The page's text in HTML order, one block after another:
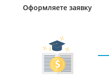
Оформляете заявку